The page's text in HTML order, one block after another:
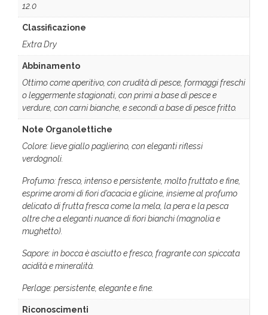
12.0
Classificazione
Extra Dry
Abbinamento
Ottimo come aperitivo, con crudità di pesce, formaggi freschi
o leggermente stagionati, con primi a base di pesce e
verdure, con carni bianche, e secondi a base di pesce fritto.
Note Organolettiche
Colore: lieve giallo paglierino, con eleganti riflessi
verdognoli.
Profumo: fresco, intenso e persistente, molto fruttato e fine,
esprime aromi di fiori d’acacia e glicine, insieme al profumo
delicato di frutta fresca come la mela, la pera e la pesca
oltre che a eleganti nuance di fiori bianchi (magnolia e
mughetto).
Sapore: in bocca è asciutto e fresco, fragrante con spiccata
acidità e mineralità.
Perlage: persistente, elegante e fine.
Riconoscimenti